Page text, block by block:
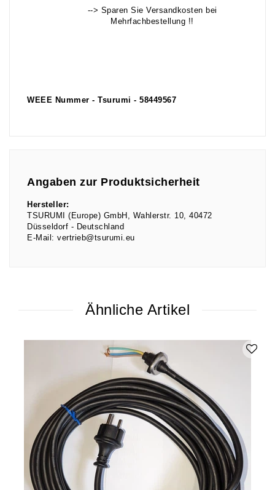
--> Sparen Sie Versandkosten bei
Mehrfachbestellung !!
WEEE Nummer - Tsurumi - 58449567
Angaben zur Produktsicherheit
Hersteller:
TSURUMI (Europe) GmbH
Wahlerstr. 10
40472
Düsseldorf
Deutschland
E-Mail: vertrieb@tsurumi.eu
Ähnliche Artikel